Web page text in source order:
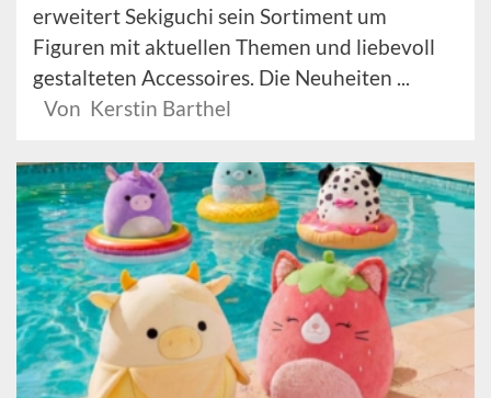
erweitert Sekiguchi sein Sortiment um
Figuren mit aktuellen Themen und liebevoll
gestalteten Accessoires. Die Neuheiten ...
Von Kerstin Barthel